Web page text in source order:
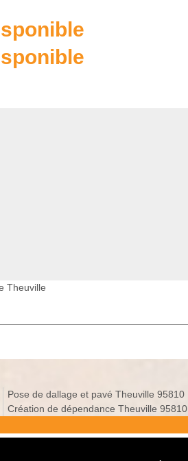
Theuville
Pose de dallage et pavé Theuville 95810
Création de dépendance Theuville 95810